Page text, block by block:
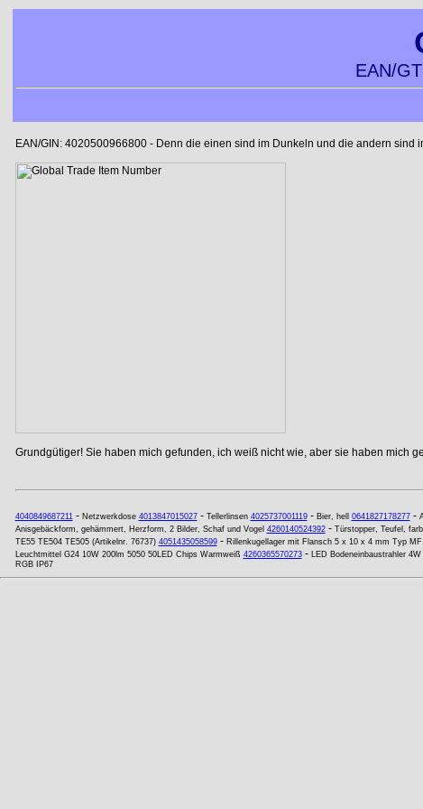
EAN/
EAN/GIN: 4020500966800 - Denn die einen sind im Dunkeln und die andern
Grundgütiger! Sie haben mich gefunden, ich weiß nicht wie, aber sie haben mich
4040849687211- Netzwerkdose 4013847015027- Tellerlinsen 4025737001119- Bier, hell 0641827178277-
Anisgebäckform, gehämmert, Herzform, 2 Bilder, Schaf und Vogel 4260140524392- Türstopper, Teufel,
TE55 TE504 TE505 (Artikelnr. 76737) 4051435058599- Rillenkugellager mit Flansch 5 x 10 x 4 mm Typ
Leuchtmittel G24 10W 200lm 5050 50LED Chips Warmweiß 4260365570273- LED Bodeneinbaustrahler
RGB IP67